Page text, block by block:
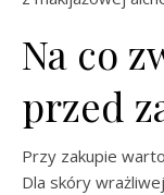
Na co
przed
Przy zakupie
Dla skóry